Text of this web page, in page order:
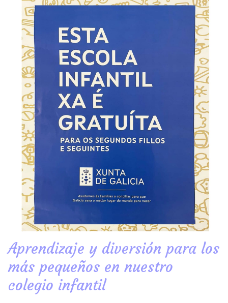
Aprendizaje y diversión para los
más pequeños en nuestro
colegio infantil